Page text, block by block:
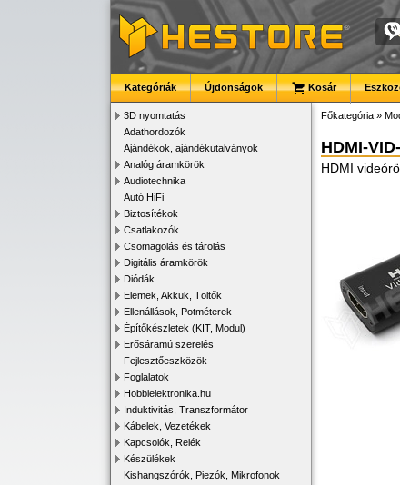
Kategóriák Újdonságok Kosár
3D nyomtatás
Adathordozók
Ajándékok, ajándékutalványok
Analóg áramkörök
Audiotechnika
Autó HiFi
Biztosítékok
Csatlakozók
Csomagolás és tárolás
Digitális áramkörök
Diódák
Elemek, Akkuk, Töltők
Ellenállások, Potméterek
Építőkészletek (KIT, Modul)
Erősáramú szerelés
Fejlesztőeszközök
Foglalatok
Hobbielektronika.hu
Induktivitás, Transzformátor
Kábelek, Vezetékek
Kapcsolók, Relék
Készülékek
Kishangszórók, Piezók, Mikrofonok
Főkategória »
HDMI-
HDMI